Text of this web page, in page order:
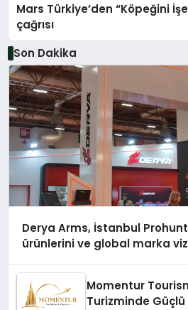
Mars Türkiye’den “Köpeğini
çağrısı
Son Dakika
Derya Arms, İstanbul
ürünlerini ve global marka
Momentur
Turizminde